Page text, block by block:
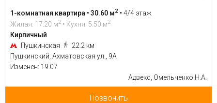
1-комнатная квартира • 30.60 м2 • 4/4 этаж
Жилая: 17.20 м2 • Кухня: 5.50 м2
Кирпичный
Пушкинская
22.2 км
Пушкинский, Ахматовская ул., 9А
Изменен: 19.07
Адвекс, Омельченко Н.А.
Позвонить